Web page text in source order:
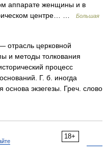
аппарате женщины и в
центре… …
Большая
отрасль церковной
и методы толкования
процесс
Г. б. иногда
основа экзегезы. Греч. слово
18+